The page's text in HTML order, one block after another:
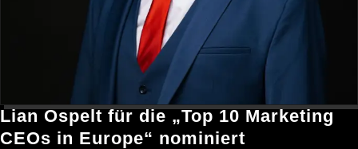
Lian Ospelt für die „Top 10 Marketing
CEOs in Europe“ nominiert